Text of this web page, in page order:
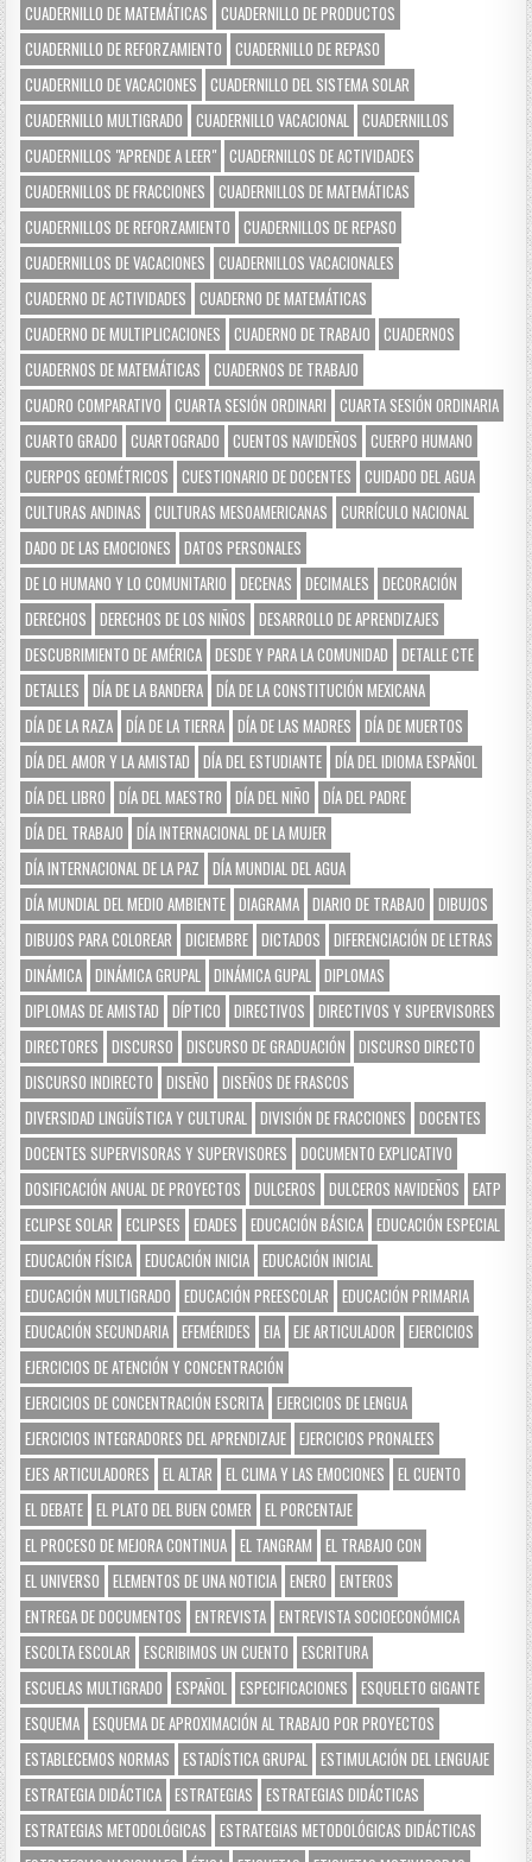
CUADERNILLO DE MATEMÁTICAS
CUADERNILLO DE PRODUCTOS
CUADERNILLO DE REFORZAMIENTO
CUADERNILLO DE REPASO
CUADERNILLO DE VACACIONES
CUADERNILLO DEL SISTEMA SOLAR
CUADERNILLO MULTIGRADO
CUADERNILLO VACACIONAL CUADERNILLOS
CUADERNILLOS "APRENDE A LEER" CUADERNILLOS DE ACTIVIDADES
CUADERNILLOS DE FRACCIONES
CUADERNILLOS DE MATEMÁTICAS
CUADERNILLOS DE REFORZAMIENTO
CUADERNILLOS DE REPASO
CUADERNILLOS DE VACACIONES
CUADERNILLOS VACACIONALES
CUADERNO DE ACTIVIDADES
CUADERNO DE MATEMÁTICAS
CUADERNO DE MULTIPLICACIONES
CUADERNO DE TRABAJO
CUADERNOS
CUADERNOS DE MATEMÁTICAS
CUADERNOS DE TRABAJO
CUADRO COMPARATIVO
CUARTA SESIÓN ORDINARI
CUARTA SESIÓN ORDINARIA
CUARTO GRADO
CUARTOGRADO CUENTOS NAVIDEÑOS
CUERPO HUMANO
CUERPOS GEOMÉTRICOS
CUESTIONARIO DE DOCENTES
CUIDADO DEL AGUA
CULTURAS ANDINAS
CULTURAS MESOAMERICANAS
CURRÍCULO NACIONAL
DADO DE LAS EMOCIONES
DATOS PERSONALES
DE LO HUMANO Y LO COMUNITARIO
DECENAS DECIMALES
DECORACIÓN
DERECHOS
DERECHOS DE LOS NIÑOS
DESARROLLO DE APRENDIZAJES
DESCUBRIMIENTO DE AMÉRICA DESDE Y PARA LA COMUNIDAD
DETALLE CTE
DETALLES
DÍA DE LA BANDERA DÍA DE LA CONSTITUCIÓN MEXICANA
DÍA DE LA RAZA DÍA DE LA TIERRA DÍA DE LAS MADRES
DÍA DE MUERTOS
DÍA DEL AMOR Y LA AMISTAD
DÍA DEL ESTUDIANTE DÍA DEL IDIOMA ESPAÑOL
DÍA DEL LIBRO
DÍA DEL MAESTRO DÍA DEL NIÑO
DÍA DEL PADRE
DÍA DEL TRABAJO
DÍA INTERNACIONAL DE LA MUJER
DÍA INTERNACIONAL DE LA PAZ
DÍA MUNDIAL DEL AGUA
DÍA MUNDIAL DEL MEDIO AMBIENTE DIAGRAMA DIARIO DE TRABAJO
DIBUJOS
DIBUJOS PARA COLOREAR
DICIEMBRE DICTADOS
DIFERENCIACIÓN DE LETRAS
DINÁMICA DINÁMICA GRUPAL DINÁMICA GUPAL DIPLOMAS
DIPLOMAS DE AMISTAD
DÍPTICO DIRECTIVOS
DIRECTIVOS Y SUPERVISORES
DIRECTORES
DISCURSO DISCURSO DE GRADUACIÓN
DISCURSO DIRECTO
DISCURSO INDIRECTO
DISEÑO
DISEÑOS DE FRASCOS
DIVERSIDAD LINGÜÍSTICA Y CULTURAL DIVISIÓN DE FRACCIONES
DOCENTES
DOCENTES SUPERVISORAS Y SUPERVISORES
DOCUMENTO EXPLICATIVO
DOSIFICACIÓN ANUAL DE PROYECTOS
DULCEROS DULCEROS NAVIDEÑOS
EATP
ECLIPSE SOLAR
ECLIPSES EDADES EDUCACIÓN BÁSICA EDUCACIÓN ESPECIAL
EDUCACIÓN FÍSICA EDUCACIÓN INICIA EDUCACIÓN INICIAL
EDUCACIÓN MULTIGRADO
EDUCACIÓN PREESCOLAR
EDUCACIÓN PRIMARIA
EDUCACIÓN SECUNDARIA EFEMÉRIDES EIA EJE ARTICULADOR
EJERCICIOS
EJERCICIOS DE ATENCIÓN Y CONCENTRACIÓN
EJERCICIOS DE CONCENTRACIÓN ESCRITA EJERCICIOS DE LENGUA
EJERCICIOS INTEGRADORES DEL APRENDIZAJE EJERCICIOS PRONALEES
EJES ARTICULADORES
EL ALTAR EL CLIMA Y LAS EMOCIONES
EL CUENTO
EL DEBATE EL PLATO DEL BUEN COMER
EL PORCENTAJE
EL PROCESO DE MEJORA CONTINUA EL TANGRAM
EL TRABAJO CON
EL UNIVERSO
ELEMENTOS DE UNA NOTICIA ENERO
ENTEROS
ENTREGA DE DOCUMENTOS
ENTREVISTA ENTREVISTA SOCIOECONÓMICA
ESCOLTA ESCOLAR
ESCRIBIMOS UN CUENTO
ESCRITURA
ESCUELAS MULTIGRADO
ESPAÑOL ESPECIFICACIONES
ESQUELETO GIGANTE
ESQUEMA ESQUEMA DE APROXIMACIÓN AL TRABAJO POR PROYECTOS
ESTABLECEMOS NORMAS
ESTADÍSTICA GRUPAL ESTIMULACIÓN DEL LENGUAJE
ESTRATEGIA DIDÁCTICA ESTRATEGIAS
ESTRATEGIAS DIDÁCTICAS
ESTRATEGIAS METODOLÓGICAS
ESTRATEGIAS METODOLÓGICAS DIDÁCTICAS